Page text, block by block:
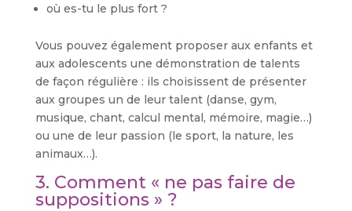
où es-tu le plus fort ?
Vous pouvez également proposer aux enfants et
aux adolescents une démonstration de talents
de façon régulière : ils choisissent de présenter
aux groupes un de leur talent (danse, gym,
musique, chant, calcul mental, mémoire, magie…)
ou une de leur passion (le sport, la nature, les
animaux…).
3. Comment « ne pas faire de
suppositions » ?